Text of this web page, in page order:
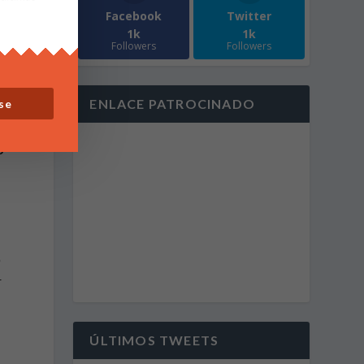
Facebook
1k
Followers
Twitter
1k
Followers
ENLACE PATROCINADO
ÚLTIMOS TWEETS